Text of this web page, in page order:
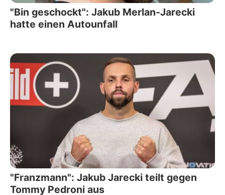
"Bin geschockt": Jakub Merlan-Jarecki
hatte einen Autounfall
"Franzmann": Jakub Jarecki teilt gegen
Tommy Pedroni aus